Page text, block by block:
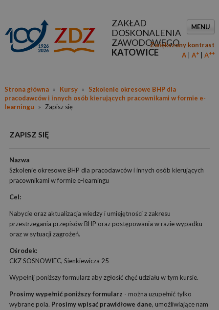
ZAKŁAD
DOSKONALENIA
ZAWODOWEGO
KATOWICE
MENU
Zwiększony kontrast
A
A+ A++
Strona główna » Kursy »
Szkolenie okresowe BHP dla
pracodawców i innych osób kierujących pracownikami w formie e-
learningu
» Zapisz się
ZAPISZ SIĘ
Nazwa
Szkolenie okresowe BHP dla pracodawców i innych osób kierujących
pracownikami w formie e-learningu
Cel:
Nabycie oraz aktualizacja wiedzy i umiejętności z zakresu
przestrzegania przepisów BHP oraz postępowania w razie wypadku
oraz w sytuacji zagrożeń.
Ośrodek:
CKZ SOSNOWIEC, Sienkiewicza 25
Wypełnij poniższy formularz aby zgłosić chęć udziału w tym kursie.
Prosimy wypełnić poniższy formularz - można uzupełnić tylko
wybrane pola. Prosimy wpisać prawidłowe dane, umożliwiające nam